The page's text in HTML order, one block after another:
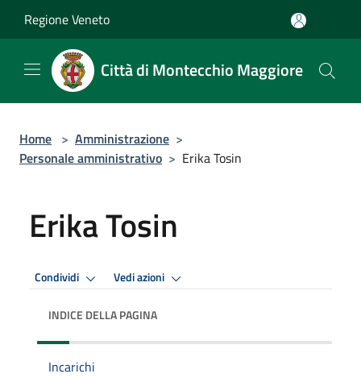
Regione Veneto
Città di Montecchio Maggiore
Home > Amministrazione >
Personale amministrativo > Erika Tosin
Erika Tosin
Condividi Vedi azioni
INDICE DELLA PAGINA
Incarichi